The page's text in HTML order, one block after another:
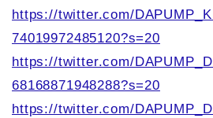
https://twitter.com/
74019972485120?s=20
https://twitter.com/
68168871948288?s=20
https://twitter.com/